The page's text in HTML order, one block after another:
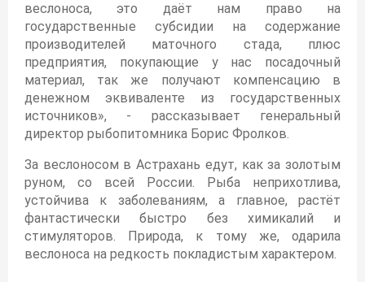
веслоноса, это даёт нам право на
государственные субсидии на содержание
производителей маточного стада, плюс
предприятия, покупающие у нас посадочный
материал, так же получают компенсацию в
денежном эквиваленте из государственных
источников», - рассказывает генеральный
директор рыбопитомника Борис Фролков.
За веслоносом в Астрахань едут, как за золотым
руном, со всей России. Рыба неприхотлива,
устойчива к заболеваниям, а главное, растёт
фантастически быстро без химикалий и
стимуляторов. Природа, к тому же, одарила
веслоноса на редкость покладистым характером.